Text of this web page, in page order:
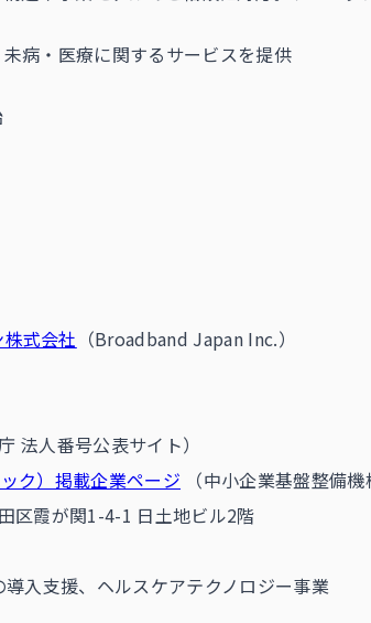
病・医療に関するサービスを提供
式会社 （Broadband Japan Inc.）
庁 法人番号公表サイト）
ク）掲載企業ページ
（中小企業基盤整備機
区霞が関1-4-1 日土地ビル2階
入支援、ヘルスケアテクノロジー事業